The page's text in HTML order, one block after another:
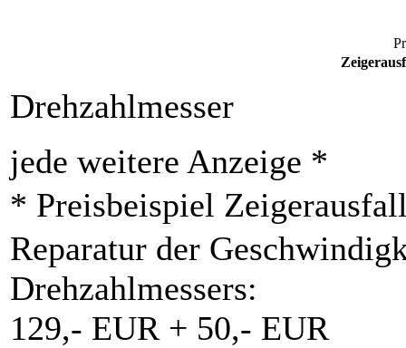
Drehzahlmesser
jede weitere Anzeige *
* Preisbeispiel
Reparatur der
Drehzahlmessers:
129,- EUR + 50,- EUR